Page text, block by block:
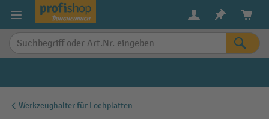
springen
Werkzeughalter für Lochplatten